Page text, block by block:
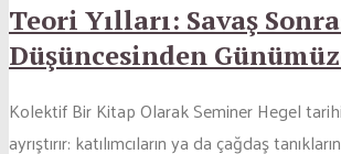
Teori Yılları: Savaş
Düşüncesinden
Kolektif Bir Kitap Olarak Seminer Hegel
ayrıştırır: katılımcıların ya da çağdaş